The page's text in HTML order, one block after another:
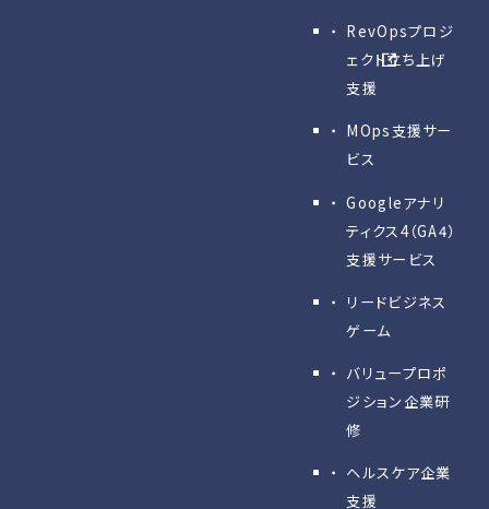
RevOpsプロジ
ェクト立ち上げ
支援
MOps支援サー
ビス
Googleアナリ
ティクス4（GA4）
支援サービス
リードビジネス
ゲーム
バリュープロポ
ジション企業研
修
ヘルスケア企業
支援